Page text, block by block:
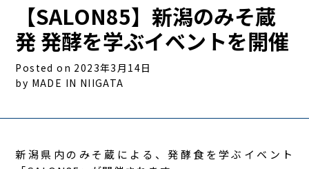
【SALON85】新潟のみそ蔵
発 発酵を学ぶイベントを開催
Posted on 2023年3月14日
by MADE IN NIIGATA
新潟県内のみそ蔵による、発酵食を学ぶイベント